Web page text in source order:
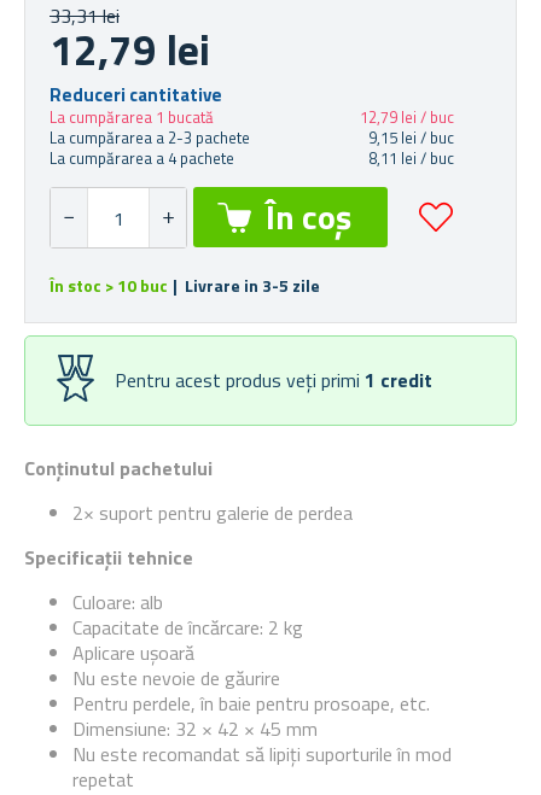
Conținutul pachetului
2× suport pentru galerie de perdea
Specificații tehnice
Culoare: alb
Capacitate de încărcare: 2 kg
Aplicare ușoară
Nu este nevoie de găurire
Pentru perdele, în baie pentru prosoape, etc.
Dimensiune: 32 × 42 × 45 mm
Nu este recomandat să lipiți suporturile în mod
repetat
33,31 lei
12,79 lei
Reduceri cantitative
La cumpărarea 1 bucată
12,79 lei / buc
La cumpărarea a 2-3 pachete
9,15 lei / buc
La cumpărarea a 4 pachete
8,11 lei / buc
În stoc > 10 buc | Livrare in 3-5 zile
Pentru acest produs veți primi 1 credit